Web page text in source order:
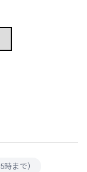
まで）